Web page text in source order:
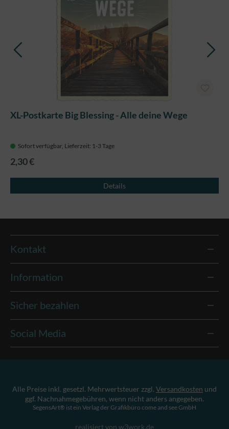
XL-Postkarte Big Blessing - Alle deine Wege
Sofort verfügbar, Lieferzeit: 1-3 Tage
2,30 €
Details
Kontakt
Information
Sicher bezahlen
Social Media
Alle Preise inkl. gesetzl. Mehrwertsteuer zzgl. Versandkosten und
ggf. Nachnahmegebühren, wenn nicht anders angegeben.
SegensArt® ist ein Verlag der Grafikbüro come and see GmbH
realisiert von w3work.de